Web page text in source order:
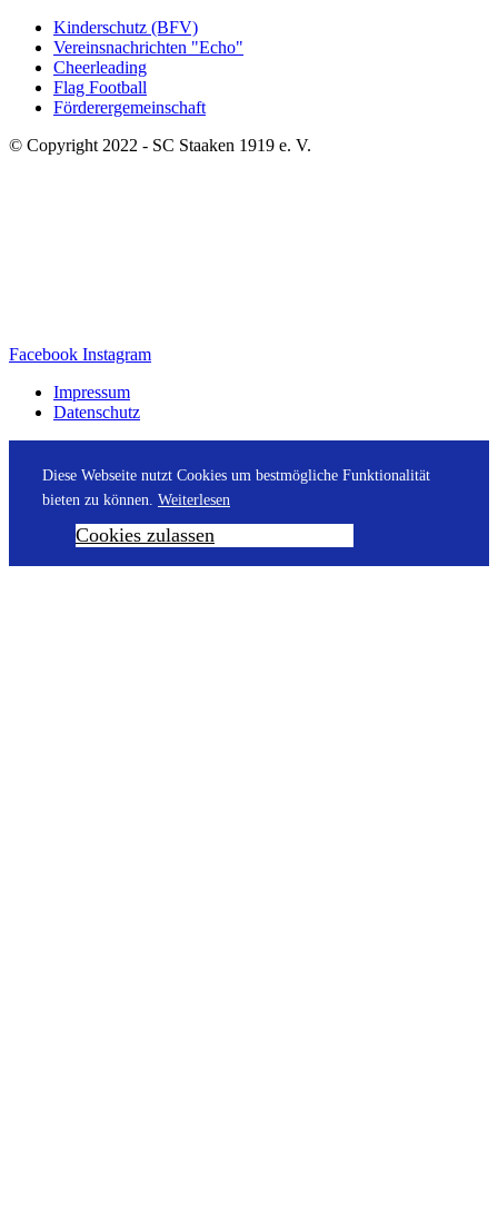
Kinderschutz (BFV)
Vereinsnachrichten "Echo"
Cheerleading
Flag Football
Förderergemeinschaft
© Copyright 2022 - SC Staaken 1919 e. V.
Facebook Instagram
Impressum
Datenschutz
Diese Webseite nutzt Cookies um bestmögliche Funktionalität
bieten zu können. Weiterlesen
Cookies zulassen